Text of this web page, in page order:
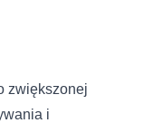
zwiększonej
i